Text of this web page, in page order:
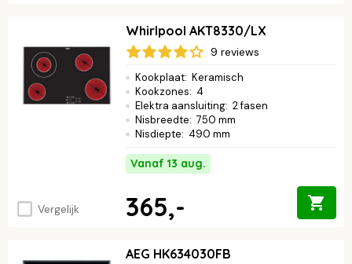
Vergelijk
Whirlpool AKT8330/LX
9 reviews
Kookplaat: Keramisch
Kookzones: 4
Elektra aansluiting: 2 fasen
Nisbreedte: 750 mm
Nisdiepte: 490 mm
Vanaf 13 aug.
365,-
AEG HK634030FB